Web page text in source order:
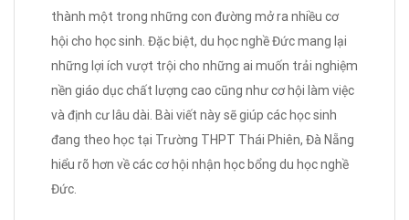
thành một trong những con đường mở ra nhiều cơ
hội cho học sinh. Đặc biệt, du học nghề Đức mang lại
những lợi ích vượt trội cho những ai muốn trải nghiệm
nền giáo dục chất lượng cao cũng như cơ hội làm việc
và định cư lâu dài. Bài viết này sẽ giúp các học sinh
đang theo học tại Trường THPT Thái Phiên, Đà Nẵng
hiểu rõ hơn về các cơ hội nhận học bổng du học nghề
Đức.